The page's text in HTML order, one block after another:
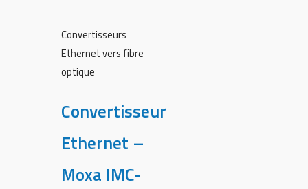
Convertisseurs
Ethernet vers fibre
optique
Convertisseur
Ethernet –
Moxa IMC-